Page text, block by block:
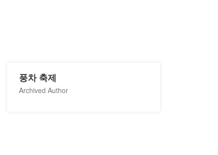
풍차 축제
Archived Author